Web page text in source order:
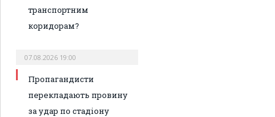
транспортним
коридорам?
07.08.2026 19:00
Пропагандисти
перекладають провину
за удар по стадіону